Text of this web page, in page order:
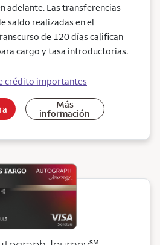
adelante. Las transferencias
saldo realizadas en el
de 120 días califican
cargo y tasa introductorias.
crédito importantes
Más
información